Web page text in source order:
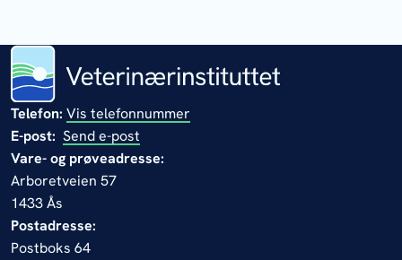
Telefon: Vis telefonnummer
E-post: Send e-post
Vare- og prøveadresse:
Arboretveien 57
1433 Ås
Postadresse:
Postboks 64